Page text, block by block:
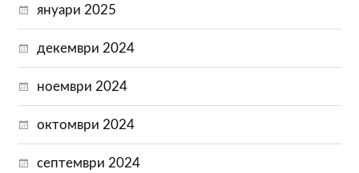
януари 2025
декември 2024
ноември 2024
октомври 2024
септември 2024